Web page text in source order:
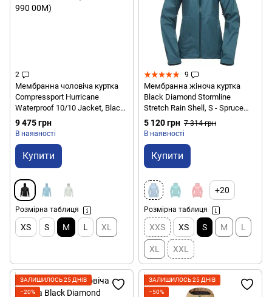
2
Мембранна чоловіча куртка
Compressport Hurricane
Waterproof 10/10 Jacket, Black,
M (AM00009B 990 00M)
9 475 грн
В наявності
Купити
Розмірна таблиця
XS S M L XL
9
Мембранна жіноча куртка
Black Diamond Stormline
Stretch Rain Shell, S - Spruce
(BD M697.314-S)
5 120 грн 7 314 грн
В наявності
Купити
+20
Розмірна таблиця
XXS XS S M L
XL XXL
ЗАЛИШИЛОСЬ 25 ДНІВ
−20%
ЗАЛИШИЛОСЬ 25 ДНІВ
−50%